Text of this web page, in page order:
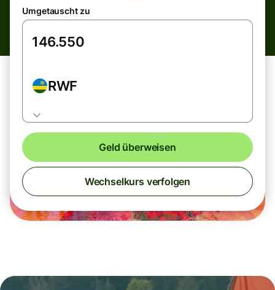
Umgetauscht zu
RWF
Geld überweisen
Wechselkurs verfolgen